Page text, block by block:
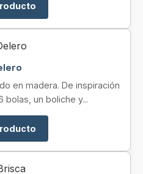
en madera. De inspiración
bolas, un boliche y...